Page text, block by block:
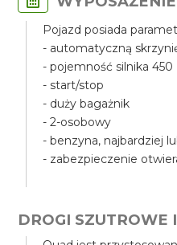
Pojazd posiada
- automatyczną
- pojemność silnika 450
- start/stop
- duży bagażnik
- 2-osobowy
- benzyna, najbardziej
- zabezpieczenie
DROGI SZUTROWE